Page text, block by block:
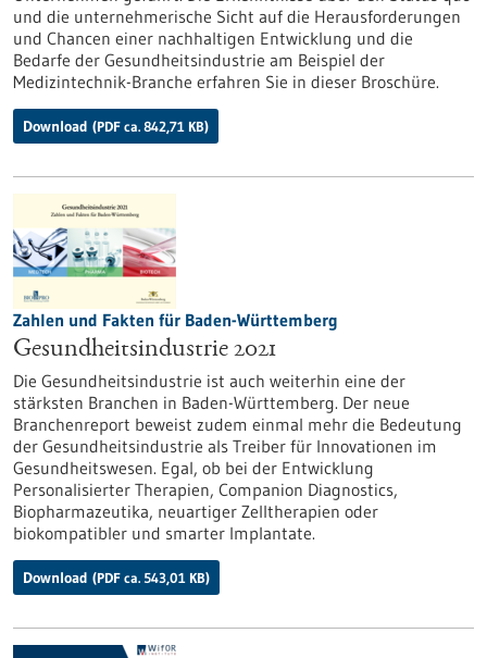
und die unternehmerische Sicht auf die Herausforderungen
und Chancen einer nachhaltigen Entwicklung und die
Bedarfe der Gesundheitsindustrie am Beispiel der
Medizintechnik-Branche erfahren Sie in dieser Broschüre.
Download (PDF ca. 842,71 KB)
Zahlen und Fakten für Baden-Württemberg
Gesundheitsindustrie 2021
Die Gesundheitsindustrie ist auch weiterhin eine der
stärksten Branchen in Baden-Württemberg. Der neue
Branchenreport beweist zudem einmal mehr die Bedeutung
der Gesundheitsindustrie als Treiber für Innovationen im
Gesundheitswesen. Egal, ob bei der Entwicklung
Personalisierter Therapien, Companion Diagnostics,
Biopharmazeutika, neuartiger Zelltherapien oder
biokompatibler und smarter Implantate.
Download (PDF ca. 543,01 KB)